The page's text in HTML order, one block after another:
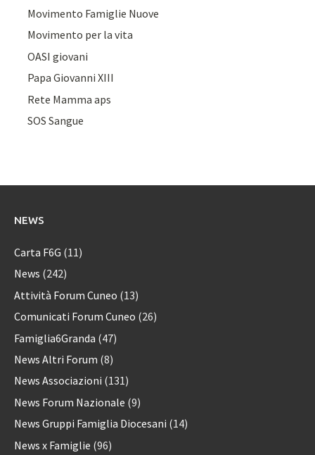
Movimento Famiglie Nuove
Movimento per la vita
OASI giovani
Papa Giovanni XIII
Rete Mamma aps
SOS Sangue
NEWS
Carta F6G (11)
News (242)
Attività Forum Cuneo (13)
Comunicati Forum Cuneo (26)
Famiglia6Granda (47)
News Altri Forum (8)
News Associazioni (131)
News Forum Nazionale (9)
News Gruppi Famiglia Diocesani (14)
News x Famiglie (96)